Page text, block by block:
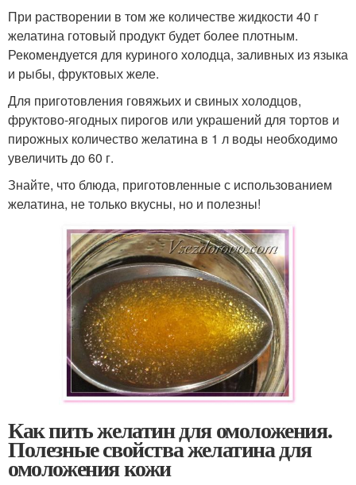
При растворении в том же количестве жидкости 40 г
желатина готовый продукт будет более плотным.
Рекомендуется для куриного холодца, заливных из языка
и рыбы, фруктовых желе.
Для приготовления говяжьих и свиных холодцов,
фруктово-ягодных пирогов или украшений для тортов и
пирожных количество желатина в 1 л воды необходимо
увеличить до 60 г.
Знайте, что блюда, приготовленные с использованием
желатина, не только вкусны, но и полезны!
Как пить желатин для омоложения.
Полезные свойства желатина для
омоложения кожи